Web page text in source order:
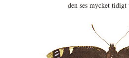
den ses mycket tidigt